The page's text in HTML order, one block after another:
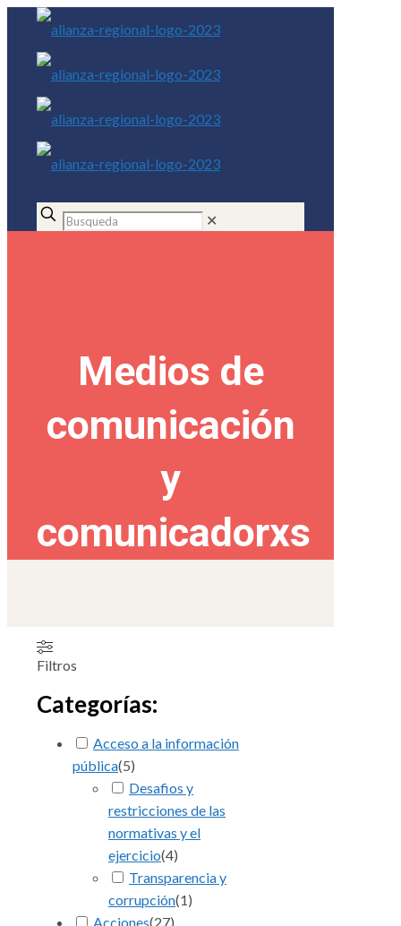
✕
Medios de
comunicación
y
comunicadorxs
Filtros
Categorías:
Acceso a la información
pública(5)
Desafios y
restricciones de las
normativas y el
ejercicio(4)
Transparencia y
corrupción(1)
Acciones(27)